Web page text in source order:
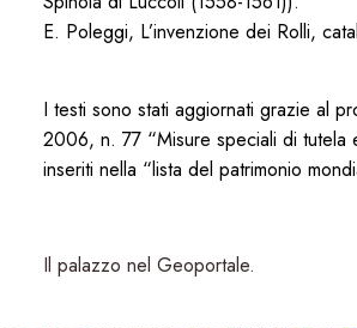
E. Poleggi, L’invenzione dei Rolli,
I testi sono stati aggiornati grazie al
2006, n. 77 “Misure speciali di tutela
inseriti nella “lista del patrimonio
Il palazzo nel Geoportale.